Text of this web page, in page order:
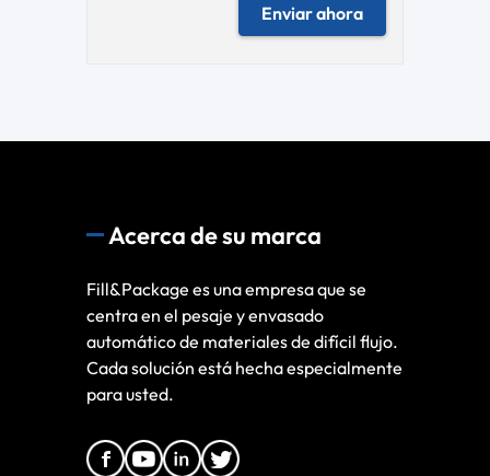
Enviar ahora
Acerca de su marca
Fill&Package es una empresa que se
centra en el pesaje y envasado
automático de materiales de difícil flujo.
Cada solución está hecha especialmente
para usted.